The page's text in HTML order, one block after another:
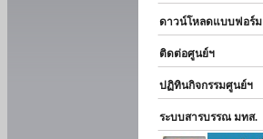
ดาวน์โหลดแบบฟอร์ม
ติดต่อศูนย์ฯ
ปฏิทินกิจกรรมศูนย์ฯ
ระบบสารบรรณ มทส.